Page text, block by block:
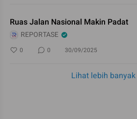
Ruas Jalan Nasional Makin Padat
REPORTASE
0 0 30/09/2025
Lihat lebih banyak